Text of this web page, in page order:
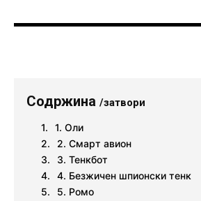
Содржина /затвори
1. Оли
2. Смарт авион
3. Тенкбот
4. Безжичен шпионски тенк
5. Ромо